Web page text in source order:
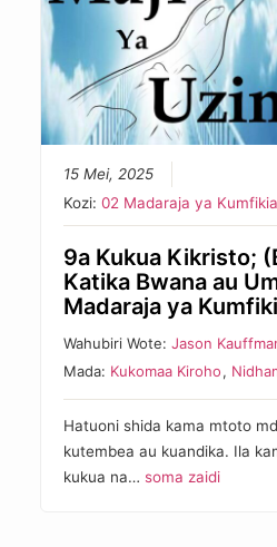
15 Mei, 2025
Kozi:02 Madaraja ya
9a Kukua Kikristo;
Katika Bwana au
Madaraja ya
Wahubiri Wote:Jason
Mada: Kukomaa Kiroho,
Hatuoni shida kama mtoto
kutembea au kuandika. Ila
kukua na…soma zaidi